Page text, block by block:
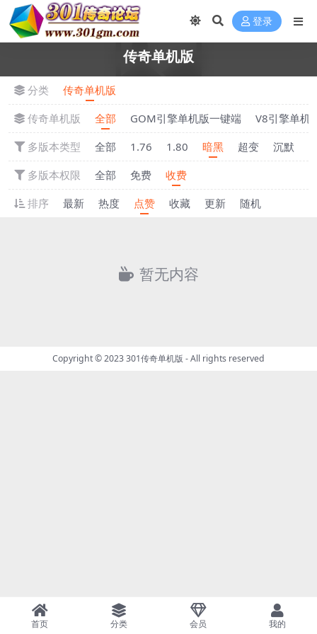
登录
传奇单机版
分类
传奇单机版
传奇单机版
全部 GOM引擎单机版一键端
V8引擎单机
多版本类型
全部 1.76 1.80 暗黑 超变 沉默
多版本权限
全部 免费
收费
排序
最新 热度 点赞 收藏 更新 随机
暂无内容
Copyright © 2023301传奇单机版 - All rights reserved
首页 分类 会员 我的